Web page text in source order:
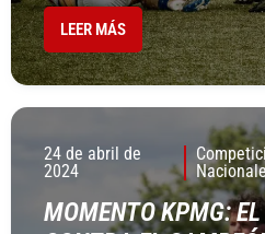
LEER MÁS
24 de abril de
2024
MOMENTO KPMG: